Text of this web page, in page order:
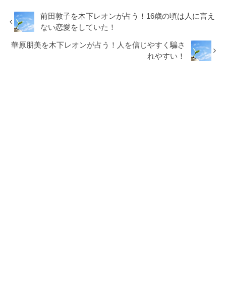
前田敦子を木下レオンが占う！16歳の頃は人に言え
ない恋愛をしていた！
華原朋美を木下レオンが占う！人を信じやすく騙さ
れやすい！